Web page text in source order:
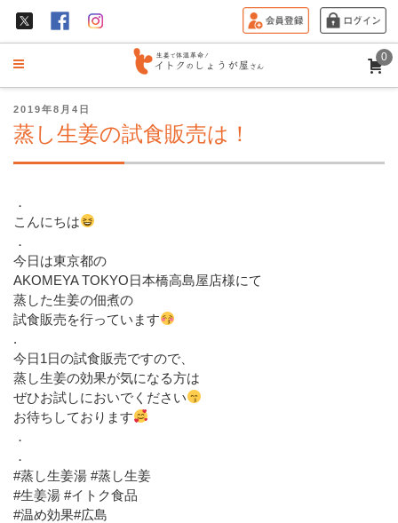
0
投
稿
日:
2019年8月4日
蒸し生姜の試食販売は！
．
こんにちは
．
今日は東京都の
AKOMEYA TOKYO日本橋高島屋店様にて
蒸した生姜の佃煮の
試食販売を行っています
.
今日1日の試食販売ですので、
蒸し生姜の効果が気になる方は
ぜひお試しにおいでください
お待ちしております
．
．
#蒸し生姜湯 #蒸し生姜
#生姜湯 #イトク食品
#温め効果#広島